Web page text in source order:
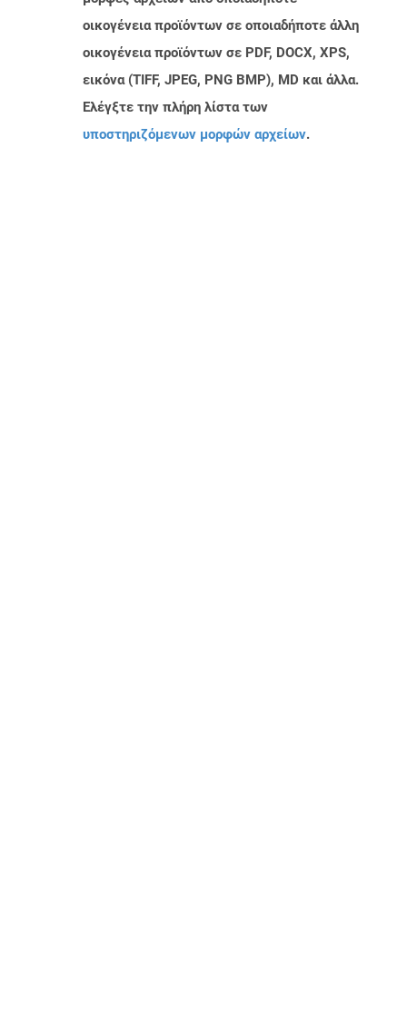
οικογένεια προϊόντων σε οποιαδήποτε άλλη
οικογένεια προϊόντων σε PDF, DOCX, XPS,
εικόνα (TIFF, JPEG, PNG BMP), MD και άλλα.
Ελέγξτε την πλήρη λίστα των
υποστηριζόμενων μορφών αρχείων.